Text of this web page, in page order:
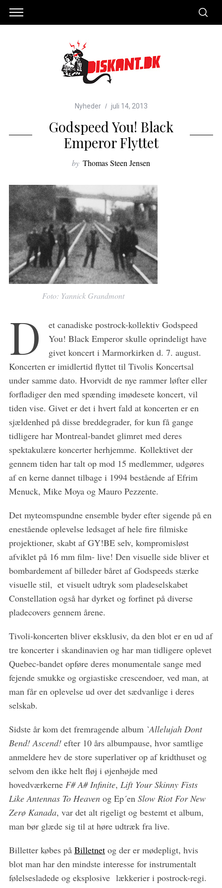
Nyheder juli 14, 2013
Godspeed You! Black
Emperor Flyttet
by Thomas Steen Jensen
Foto: Yannick Grandmont
D
et canadiske postrock-kollektiv Godspeed
You! Black Emperor skulle oprindeligt have
givet koncert i Marmorkirken d. 7. august.
Koncerten er imidlertid flyttet til Tivolis Koncertsal
under samme dato. Hvorvidt de nye rammer løfter eller
forfladiger den med spænding imødesete koncert, vil
tiden vise. Givet er det i hvert fald at koncerten er en
sjældenhed på disse breddegrader, for kun få gange
tidligere har Montreal-bandet glimret med deres
spektakulære koncerter herhjemme. Kollektivet der
gennem tiden har talt op mod 15 medlemmer, udgøres
af en kerne dannet tilbage i 1994 bestående af Efrim
Menuck, Mike Moya og Mauro Pezzente.
Det myteomspundne ensemble byder efter sigende på en
enestående oplevelse ledsaget af hele fire filmiske
projektioner, skabt af GY!BE selv, kompromisløst
afviklet på 16 mm film- live! Den visuelle side bliver et
bombardement af billeder båret af Godspeeds stærke
visuelle stil, ­ et visuelt udtryk som pladeselskabet
Constellation også har dyrket og forfinet på diverse
pladecovers gennem årene.
Tivoli-koncerten bliver eksklusiv, da den blot er en ud af
tre koncerter i skandinavien og har man tidligere oplevet
Quebec-bandet opføre deres monumentale sange med
fejende smukke og orgiastiske crescendoer, ved man, at
man får en oplevelse ud over det sædvanlige i deres
selskab.
Sidste år kom det fremragende album `Allelujah Dont
Bend! Ascend!efter 10 års albumpause, hvor samtlige
anmeldere hev de store superlativer op af kridthuset og
selvom den ikke helt fløj i øjenhøjde med
hovedværkerne F# A# Infinite, Lift Your Skinny Fists
Like Antennas To Heaven og Ep´en Slow Riot For New
Zerø Kanada, var det alt rigeligt og bestemt et album,
man bør glæde sig til at høre udtræk fra live.
Billetter købes på Billetnetog der er mødepligt, hvis
blot man har den mindste interesse for instrumentalt
følelsesladede og eksplosive lækkerier i postrock-regi.
S
e
a
c
f
o
r